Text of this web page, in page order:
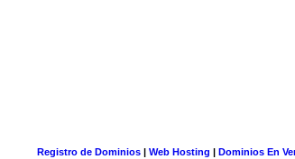
Registro de Dominios| Web Hosting | Dominios En